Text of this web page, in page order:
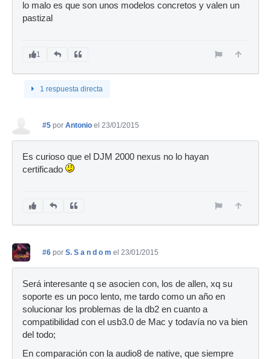
lo malo es que son unos modelos concretos y valen un
pastizal
1
1 respuesta directa
#5 por Antonio el 23/01/2015
Es curioso que el DJM 2000 nexus no lo hayan
certificado
#6 por S. S a n d o m el 23/01/2015
Será interesante q se asocien con, los de allen, xq su
soporte es un poco lento, me tardo como un año en
solucionar los problemas de la db2 en cuanto a
compatibilidad con el usb3.0 de Mac y todavía no va bien
del todo;
En comparación con la audio8 de native, que siempre